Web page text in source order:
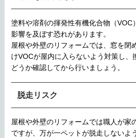
塗料や溶剤の揮発性有機化合物（VOC
影響を及ぼす恐れがあります。
屋根や外壁のリフォームでは、窓を閉
けVOCが屋内に入らないよう対策し、
どうか確認してから行いましょう。
脱走リスク
屋根や外壁のリフォームでは職人が家
ですが、万が一ペットが脱走しないよ